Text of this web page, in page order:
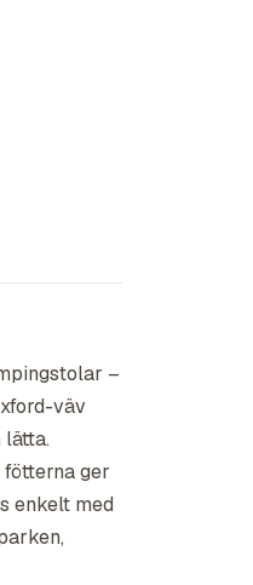
–
väv
ger
enkelt med